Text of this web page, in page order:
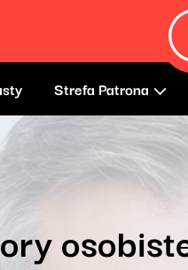
Strefa Patrona